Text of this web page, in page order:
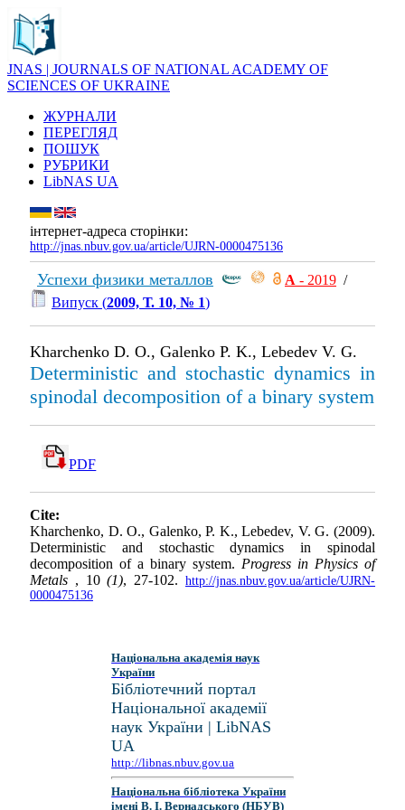
JNAS | JOURNALS OF NATIONAL ACADEMY OF
SCIENCES OF UKRAINE
ЖУРНАЛИ
ПЕРЕГЛЯД
ПОШУК
РУБРИКИ
LibNAS UA
інтернет-адреса сторінки:
http://jnas.nbuv.gov.ua/article/UJRN-0000475136
Успехи физики металлов А - 2019 /
Випуск (2009, Т. 10, № 1)
Kharchenko D. O., Galenko P. K., Lebedev V. G.
Deterministic and stochastic dynamics in
spinodal decomposition of a binary system
PDF
Cite:
Kharchenko, D. O., Galenko, P. K., Lebedev, V. G. (2009).
Deterministic and stochastic dynamics in spinodal
decomposition of a binary system. Progress in Physics of
Metals , 10(1), 27-102.http://jnas.nbuv.gov.ua/article/UJRN-
0000475136
Національна академія наук
України
Бібліотечний портал
Національної академії
наук України | LibNAS
UA
http://libnas.nbuv.gov.ua
Національна бібліотека України
імені В. І. Вернадського (НБУВ)